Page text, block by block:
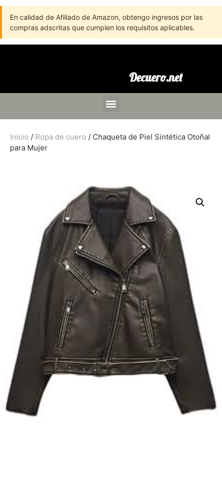
En calidad de Afiliado de Amazon, obtengo ingresos por las
compras adscritas que cumplen los requisitos aplicables.
Decuero.net
Inicio / Ropa de cuero / Chaqueta de Piel Sintética Otoñal
para Mujer